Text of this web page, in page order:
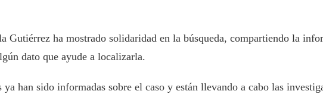
Gutiérrez ha mostrado solidaridad en la búsqueda, compartiendo la
dato que ayude a localizarla.
ya han sido informadas sobre el caso y están llevando a cabo las